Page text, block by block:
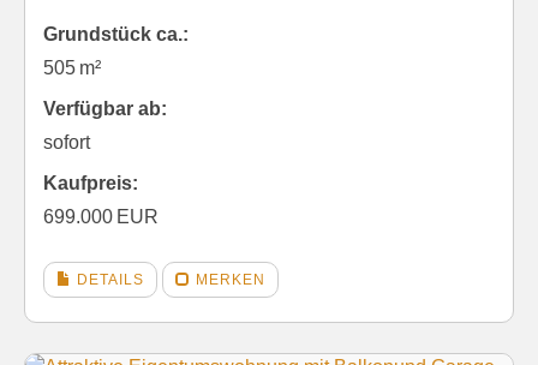
Grund­stück ca.:
505 m²
Verfügbar ab:
sofort
Kaufpreis:
699.000 EUR
DETAILS MERKEN